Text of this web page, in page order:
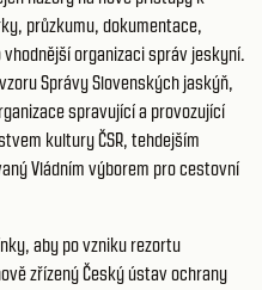
průzkumu, dokumentace,
organizaci správ jeskyní.
Správy Slovenských jaskýň,
spravující a provozující
kultury ČSR, tehdejším
Vládním výborem pro cestovní
aby po vzniku rezortu
zřízený Český ústav ochrany